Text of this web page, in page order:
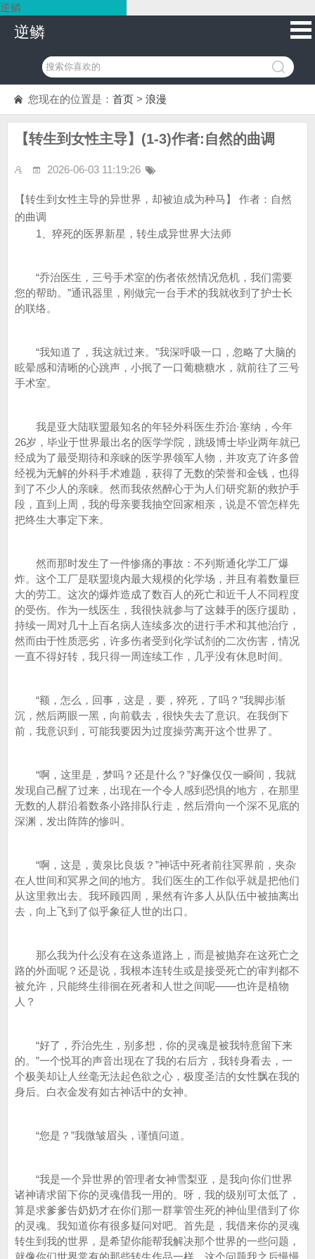
逆鳞
逆鳞
您现在的位置是： 首页 > 浪漫
【转生到女性主导】(1-3)作者:自然的曲调
2026-06-03 11:19:26
【转生到女性主导的异世界，却被迫成为种马】 作者：自然
的曲调
1、猝死的医界新星，转生成异世界大法师
“乔治医生，三号手术室的伤者依然情况危机，我们需要
您的帮助。”通讯器里，刚做完一台手术的我就收到了护士长
的联络。
“我知道了，我这就过来。”我深呼吸一口，忽略了大脑的
眩晕感和清晰的心跳声，小抿了一口葡糖糖水，就前往了三号
手术室。
我是亚大陆联盟最知名的年轻外科医生乔治·塞纳，今年
26岁，毕业于世界最出名的医学学院，跳级博士毕业两年就已
经成为了最受期待和亲睐的医学界领军人物，并攻克了许多曾
经视为无解的外科手术难题，获得了无数的荣誉和金钱，也得
到了不少人的亲睐。然而我依然醉心于为人们研究新的救护手
段，直到上周，我的母亲要我抽空回家相亲，说是不管怎样先
把终生大事定下来。
然而那时发生了一件惨痛的事故：不列斯通化学工厂爆
炸。这个工厂是联盟境内最大规模的化学场，并且有着数量巨
大的劳工。这次的爆炸造成了数百人的死亡和近千人不同程度
的受伤。作为一线医生，我很快就参与了这棘手的医疗援助，
持续一周对几十上百名病人连续多次的进行手术和其他治疗，
然而由于性质恶劣，许多伤者受到化学试剂的二次伤害，情况
一直不得好转，我只得一周连续工作，几乎没有休息时间。
“额，怎么，回事，这是，要，猝死，了吗？”我脚步渐
沉，然后两眼一黑，向前载去，很快失去了意识。在我倒下
前，我意识到，可能我要因为过度操劳离开这个世界了。
“啊，这里是，梦吗？还是什么？”好像仅仅一瞬间，我就
发现自己醒了过来，出现在一个令人感到恐惧的地方，在那里
无数的人群沿着数条小路排队行走，然后滑向一个深不见底的
深渊，发出阵阵的惨叫。
“啊，这是，黄泉比良坂？”神话中死者前往冥界前，夹杂
在人世间和冥界之间的地方。我们医生的工作似乎就是把他们
从这里救出去。我环顾四周，果然有许多人从队伍中被抽离出
去，向上飞到了似乎象征人世的出口。
那么我为什么没有在这条道路上，而是被抛弃在这死亡之
路的外面呢？还是说，我根本连转生或是接受死亡的审判都不
被允许，只能终生徘徊在死者和人世之间呢——也许是植物
人？
“好了，乔治先生，别多想，你的灵魂是被我特意留下来
的。”一个悦耳的声音出现在了我的右后方，我转身看去，一
个极美却让人丝毫无法起色欲之心，极度圣洁的女性飘在我的
身后。白衣金发有如古神话中的女神。
“您是？”我微皱眉头，谨慎问道。
“我是一个异世界的管理者女神雪梨亚，是我向你们世界
诸神请求留下你的灵魂借我一用的。呀，我的级别可太低了，
算是求爹爹告奶奶才在你们那一群掌管生死的神仙里借到了你
的灵魂。我知道你有很多疑问对吧。首先是，我借来你的灵魂
转生到我的世界，是希望你能帮我解决那个世界的一些问题，
就像你们世界常有的那些转生作品一样，这个问题我之后慢慢